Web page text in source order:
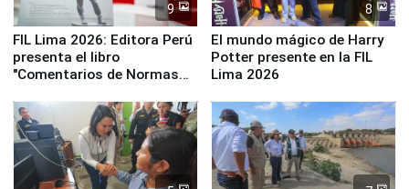
9
FIL Lima 2026: Editora Perú
presenta el libro
"Comentarios de Normas
Derecho Colectivo"
8
El mundo mágico de Harry
Potter presente en la FIL
Lima 2026